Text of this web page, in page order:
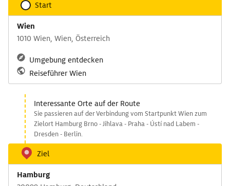
Start
Wien
1010 Wien, Wien, Österreich
Umgebung entdecken
Reiseführer Wien
Interessante Orte auf der Route
Sie passieren auf der Verbindung vom Startpunkt Wien zum
Zielort Hamburg Brno - Jihlava - Praha - Ústí nad Labem -
Dresden - Berlin.
Ziel
Hamburg